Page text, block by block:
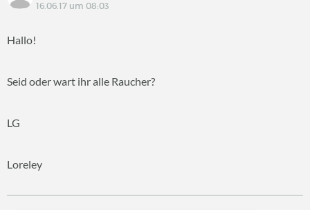
16.06.17 um 08:03
Hallo!
Seid oder wart ihr alle Raucher?
LG
Loreley